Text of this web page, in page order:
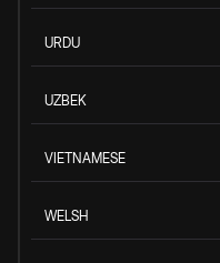
URDU
UZBEK
VIETNAMESE
WELSH